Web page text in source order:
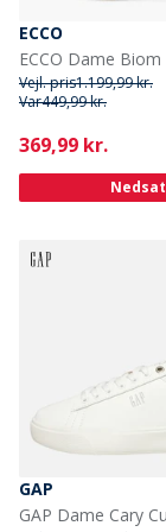
ECCO
Vejl. pris1.199,99 kr.
Var449,99 kr.
Current
369,99 kr.
Nedsat
GAP